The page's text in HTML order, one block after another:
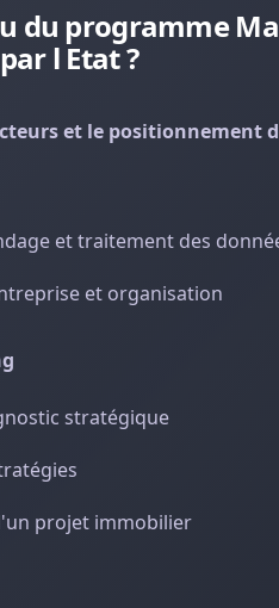
du programme
l Etat ?
et le positionnement
et traitement des
et organisation
stratégique
projet immobilier